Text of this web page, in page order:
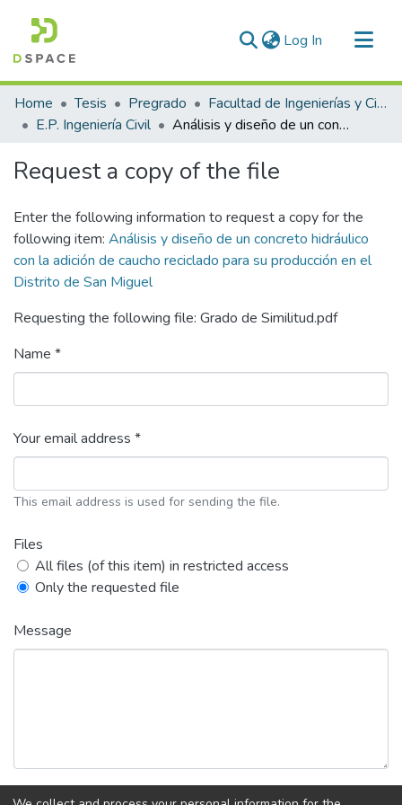
Log In (current)
Communities & Collections
All of DSpace
Home Tesis Pregrado
Facultad de Ingenierías y Ciencias Puras
E.P. Ingeniería Civil
Análisis y diseño de un concreto hidráulico con la adición de caucho reciclado para su producción en el Distrito de San Miguel
Request a copy of the file
Enter the following information to request a copy for the
following item: Análisis y diseño de un concreto hidráulico
con la adición de caucho reciclado para su producción en el
Distrito de San Miguel
Requesting the following file: Grado de Similitud.pdf
Name *
Your email address *
This email address is used for sending the file.
Files
All files (of this item) in restricted access
Only the requested file
Message